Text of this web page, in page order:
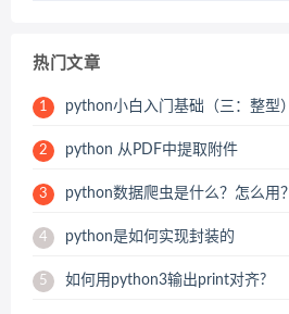
热门文章
1 python小白入门基础（三：整型）
2 python 从PDF中提取附件
3 python数据爬虫是什么？怎么用？
4 python是如何实现封装的
5 如何用python3输出print对齐?